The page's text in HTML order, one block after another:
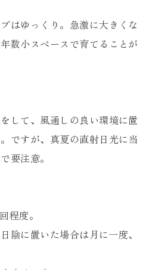
はゆっくり。急激に大きくな
数小スペースで育てることが
して、風通しの良い環境に置
ですが、真夏の直射日光に当
要注意。
程度。
に置いた場合は月に一度、